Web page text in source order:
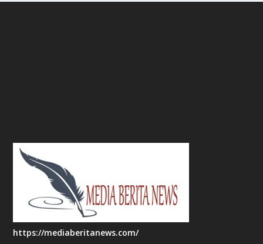
https://mediaberitanews.com/